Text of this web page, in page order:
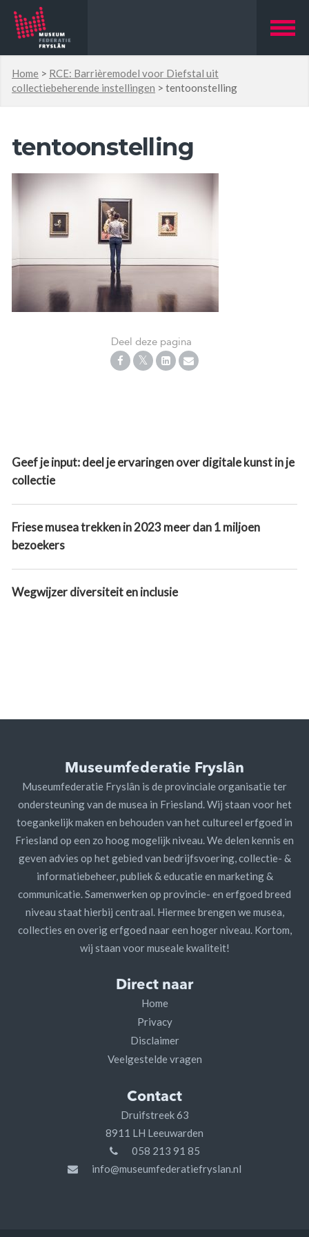
Home > RCE: Barrièremodel voor Diefstal uit
collectiebeherende instellingen >tentoonstelling
tentoonstelling
Deel deze pagina
Geef je input: deel je ervaringen over digitale kunst in je
collectie
Friese musea trekken in 2023 meer dan 1 miljoen
bezoekers
Wegwijzer diversiteit en inclusie
Museumfederatie Fryslân
Museumfederatie Fryslân is de provinciale organisatie ter
ondersteuning van de musea in Friesland. Wij staan voor het
toegankelijk maken en behouden van het cultureel erfgoed in
Friesland op een zo hoog mogelijk niveau. We delen kennis en
geven advies op het gebied van bedrijfsvoering, collectie- &
informatiebeheer, publiek & educatie en marketing &
communicatie. Samenwerken op provincie- en erfgoed breed
niveau staat hierbij centraal. Hiermee brengen we musea,
collecties en overig erfgoed naar een hoger niveau. Kortom,
wij staan voor museale kwaliteit!
Direct naar
Home
Privacy
Disclaimer
Veelgestelde vragen
Contact
Druifstreek 63
8911 LH Leeuwarden
058 213 91 85
info@museumfederatiefryslan.nl